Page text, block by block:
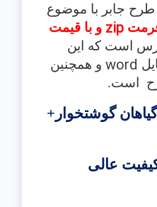
جابر با موضوع
zip و با قیمت
است که این
word و همچنین
است.
گوشتخوار+
عالی